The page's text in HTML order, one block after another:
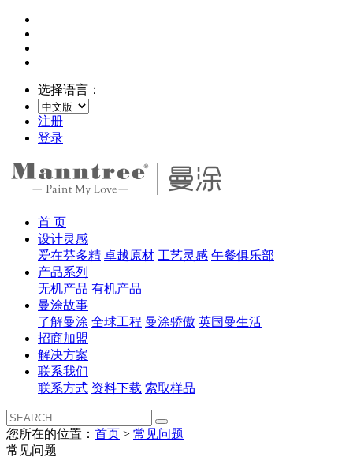
选择语言：
注册
登录
首 页
设计灵感
爱在芬多精 卓越原材 工艺灵感 午餐俱乐部
产品系列
无机产品 有机产品
曼涂故事
了解曼涂 全球工程 曼涂骄傲 英国曼生活
招商加盟
解决方案
联系我们
联系方式 资料下载 索取样品
您所在的位置： 首页 > 常见问题
常见问题